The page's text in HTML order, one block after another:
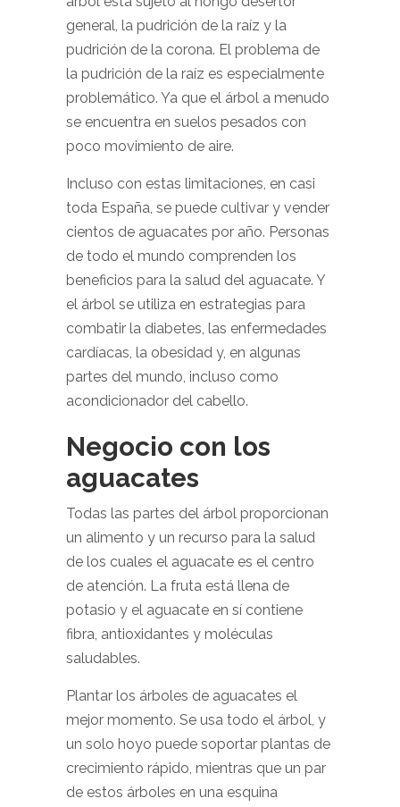
general, la pudrición de la raíz y la
pudrición de la corona. El problema de
la pudrición de la raíz es especialmente
problemático. Ya que el árbol a menudo
se encuentra en suelos pesados ​​con
poco movimiento de aire.
Incluso con estas limitaciones, en casi
toda España, se puede cultivar y vender
cientos de aguacates por año. Personas
de todo el mundo comprenden los
beneficios para la salud del aguacate. Y
el árbol se utiliza en estrategias para
combatir la diabetes, las enfermedades
cardíacas, la obesidad y, en algunas
partes del mundo, incluso como
acondicionador del cabello.
Negocio con los
aguacates
Todas las partes del árbol proporcionan
un alimento y un recurso para la salud
de los cuales el aguacate es el centro
de atención. La fruta está llena de
potasio y el aguacate en sí contiene
fibra, antioxidantes y moléculas
saludables.
Plantar los árboles de aguacates el
mejor momento. Se usa todo el árbol, y
un solo hoyo puede soportar plantas de
crecimiento rápido, mientras que un par
de estos árboles en una esquina